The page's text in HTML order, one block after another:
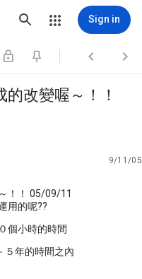
Sign in
  
改變喔～！！
9/11/05
！！ 05/09/11
用的呢??
個小時的時間
５年的時間之內